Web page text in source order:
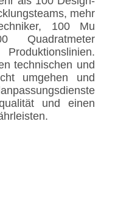
mehr
100 Mu
Quadratmeter
technischen und
umgehen und
und einen